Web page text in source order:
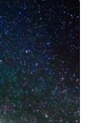
Posted
by
কিউরেটর